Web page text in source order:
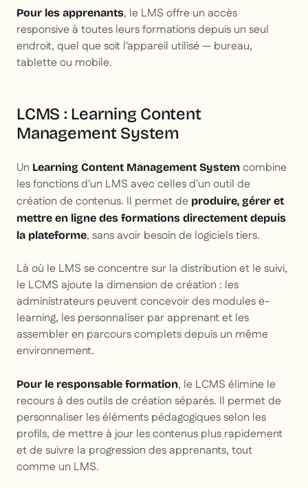
Pour les apprenants, le LMS offre un accès
responsive à toutes leurs formations depuis un seul
endroit, quel que soit l'appareil utilisé — bureau,
tablette ou mobile.
LCMS : Learning Content
Management System
Un Learning Content Management System combine
les fonctions d'un LMS avec celles d'un outil de
création de contenus. Il permet de produire, gérer et
mettre en ligne des formations directement depuis
la plateforme, sans avoir besoin de logiciels tiers.
Là où le LMS se concentre sur la distribution et le suivi,
le LCMS ajoute la dimension de création : les
administrateurs peuvent concevoir des modules e-
learning, les personnaliser par apprenant et les
assembler en parcours complets depuis un même
environnement.
Pour le responsable formation, le LCMS élimine le
recours à des outils de création séparés. Il permet de
personnaliser les éléments pédagogiques selon les
profils, de mettre à jour les contenus plus rapidement
et de suivre la progression des apprenants, tout
comme un LMS.